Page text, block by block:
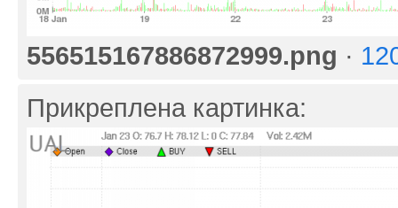
556515167886872999.png ·
Прикреплена картинка: